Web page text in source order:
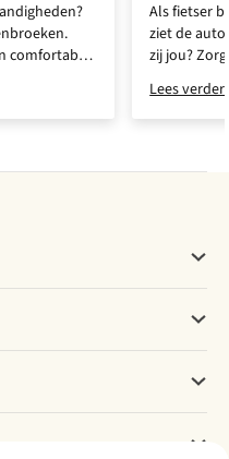
comfortabel
Als fietser
ziet de
zij jou?
én gezien
Lees verder